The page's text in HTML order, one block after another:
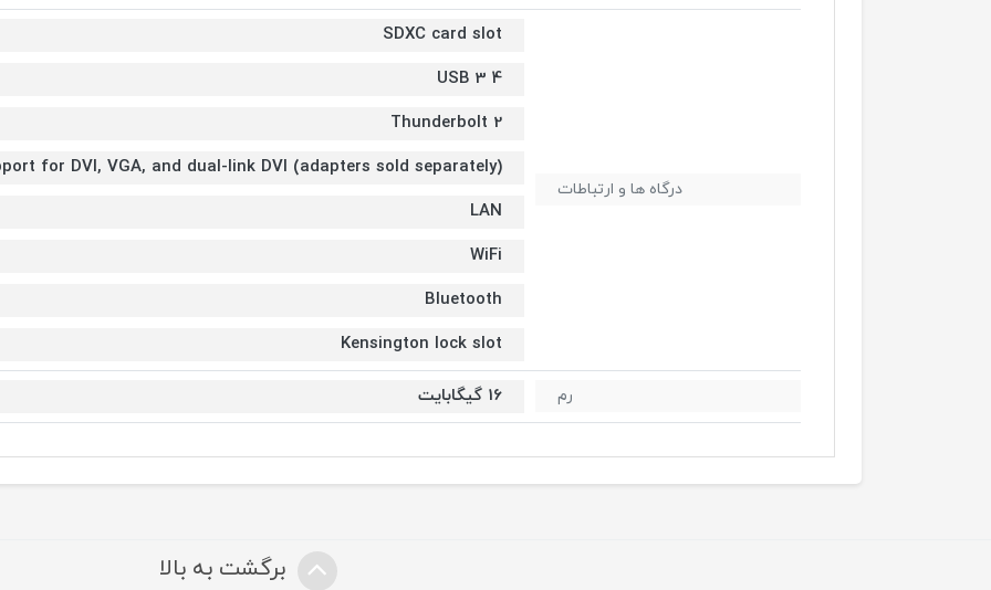
درگاه ها و ارتباطات
SDXC card slot
4 USB 3
2 Thunderbolt
for DVI, VGA, and dual-link DVI (adapters sold separately)
LAN
WiFi
Bluetooth
Kensington lock slot
رم 16 گیگابایت
برگشت به بالا